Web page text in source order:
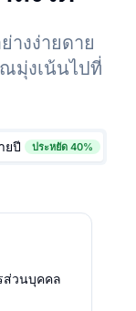
างง่ายดาย
มุ่งเน้นไปที่
ยปี ประหยัด 40%
ส่วนบุคคล